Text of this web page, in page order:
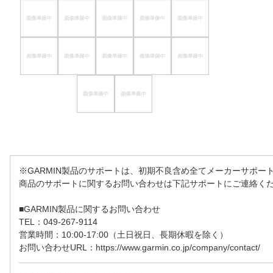
※GARMIN製品のサポートは、初期不良含め全てメーカーサポー
商品のサポートに関するお問い合わせは下記サポートにご連絡くだ
■GARMIN製品に関するお問い合わせ
TEL：049-267-9114
営業時間：10:00-17:00（土日祝日、長期休暇を除く）
お問い合わせURL：https://www.garmin.co.jp/company/contact/